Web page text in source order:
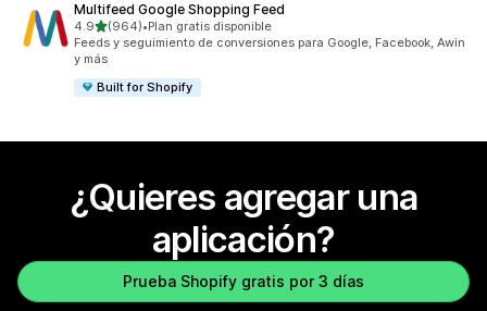
Multifeed Google Shopping Feed
4.9de 5 estrellas
(964)
964 reseñas en total
•Plan gratis disponible
Feeds y seguimiento de conversiones para Google, Facebook, Awin
y más
Built for Shopify
¿Quieres agregar una
aplicación?
Prueba Shopify gratis por 3 días